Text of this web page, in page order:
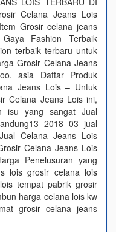
Celana Jeans Lois
Grosir celana jeans
Fashion Terbaik
terbaik terbaru untuk
Grosir Celana Jeans
asia Daftar Produk
Jeans Lois – Untuk
Celana Jeans Lois ini,
isu yang sangat Jual
2018 03 jual
Celana Jeans Lois
Celana Jeans Lois
Penelusuran yang
lois grosir celana lois
tempat pabrik grosir
harga celana lois kw
grosir celana jeans